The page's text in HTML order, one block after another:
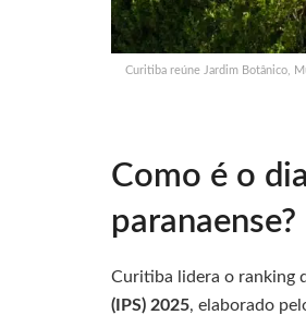
Curitiba reúne Jardim Botânico,
Como é o
paranaense?
Curitiba lidera o ranking
(IPS) 2025, elaborado